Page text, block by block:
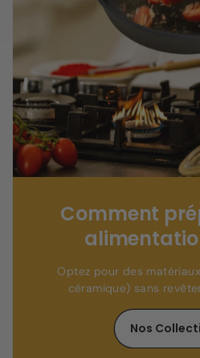
Comment
Optez pour des
céramique) sans
Nos